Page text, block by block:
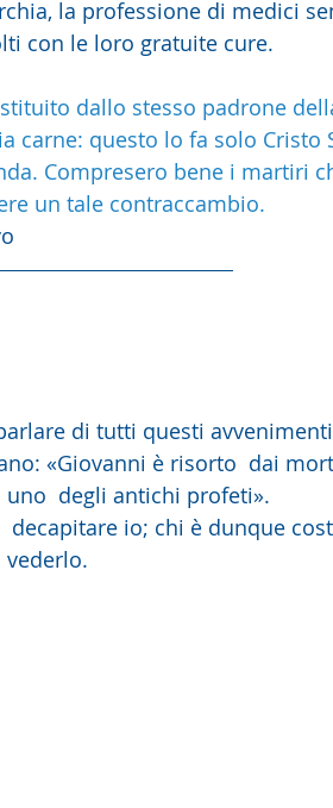
la professione di medici
con le loro gratuite cure.
dallo stesso padrone
carne: questo lo fa solo Cristo
Compresero bene i martiri
un tale contraccambio.
di tutti questi
«Giovanni è risorto  dai
uno  degli antichi profeti».
vederlo.